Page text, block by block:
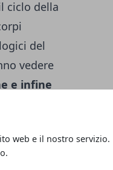
web e il nostro servizio.
ciclo della
del
vedere
e infine